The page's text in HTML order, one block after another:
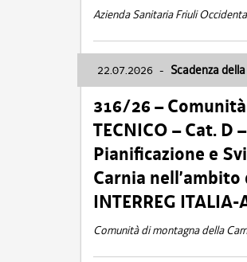
Azienda Sanitaria Friuli
22.07.2026 - Scadenza
316/26 –
TECNICO – Cat.
Pianificazione e
Carnia
INTERREG ITALIA-
Comunità di montagna della